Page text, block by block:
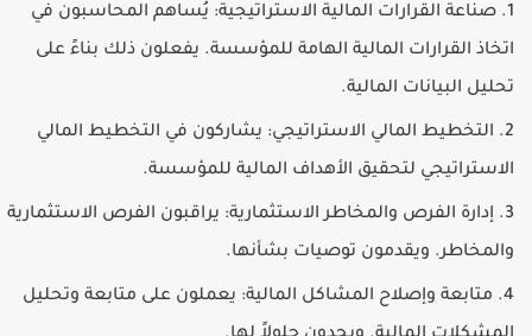
صناعة القرارات المالية الاستراتيجية: يُساهم المحاسبون في
اتخاذ القرارات المالية الهامة للمؤسسة. يفعلون ذلك بناءً على
تحليل البيانات المالية.
التخطيط المالي الاستراتيجي: يشاركون في التخطيط المالي
الاستراتيجي لتحقيق الأهداف المالية للمؤسسة.
إدارة الفرص والمخاطر الاستثمارية: يراقبون الفرص الاستثمارية
والمخاطر. ويقدمون توصيات بشأنها.
متابعة وإصلاح المشاكل المالية: يعملون على متابعة وتحليل